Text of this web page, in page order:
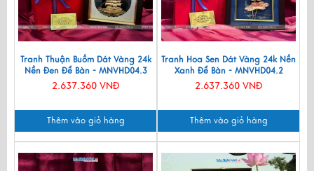
Tranh Thuận Buồm Dát Vàng 24k
Nền Đen Để Bàn - MNVHD04.3
2.637.360 VNĐ
Thêm vào giỏ hàng
Tranh Hoa Sen Dát Vàng 24k Nền
Xanh Để Bàn - MNVHD04.2
2.637.360 VNĐ
Thêm vào giỏ hàng